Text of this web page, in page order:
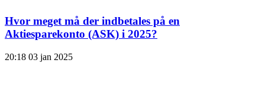
Hvor meget må der indbetales på en
Aktiesparekonto (ASK) i 2025?
20:18 03 jan 2025